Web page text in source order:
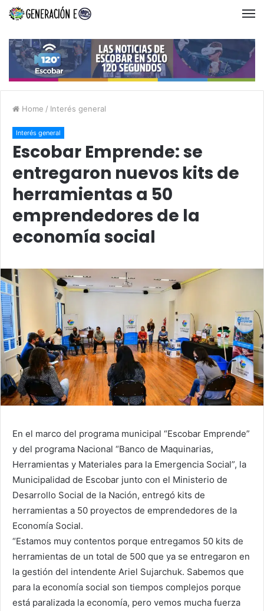
Home / Interés general
Interés general
Escobar Emprende: se
entregaron nuevos kits de
herramientas a 50
emprendedores de la
economía social
En el marco del programa municipal “Escobar Emprende”
y del programa Nacional “Banco de Maquinarias,
Herramientas y Materiales para la Emergencia Social”, la
Municipalidad de Escobar junto con el Ministerio de
Desarrollo Social de la Nación, entregó kits de
herramientas a 50 proyectos de emprendedores de la
Economía Social.
“Estamos muy contentos porque entregamos 50 kits de
herramientas de un total de 500 que ya se entregaron en
la gestión del intendente Ariel Sujarchuk. Sabemos que
para la economía social son tiempos complejos porque
está paralizada la economía, pero vemos mucha fuerza